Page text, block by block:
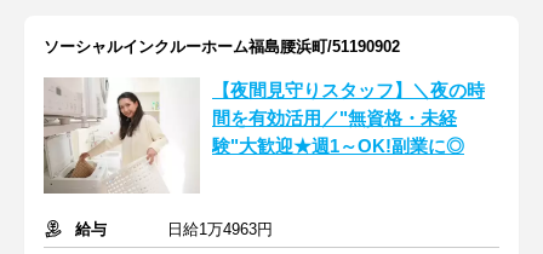
ソーシャルインクルーホーム福島腰浜町/51190902
【夜間見守りスタッフ】＼夜の時
間を有効活用／"無資格・未経
験"大歓迎★週1～OK!副業に◎
給与
日給1万4963円